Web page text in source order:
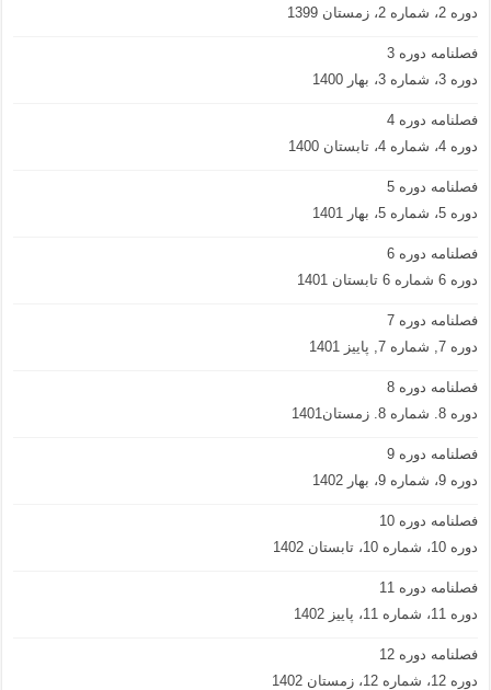
دوره 2، شماره 2، زمستان 1399
فصلنامه دوره 3
دوره 3، شماره 3، بهار 1400
فصلنامه دوره 4
دوره 4، شماره 4، تابستان 1400
فصلنامه دوره 5
دوره 5، شماره 5، بهار 1401
فصلنامه دوره 6
دوره 6 شماره 6 تابستان 1401
فصلنامه دوره 7
دوره 7, شماره 7, پاییز 1401
فصلنامه دوره 8
دوره 8. شماره 8. زمستان1401
فصلنامه دوره 9
دوره 9، شماره 9، بهار 1402
فصلنامه دوره 10
دوره 10، شماره 10، تابستان 1402
فصلنامه دوره 11
دوره 11، شماره 11، پاییز 1402
فصلنامه دوره 12
دوره 12، شماره 12، زمستان 1402